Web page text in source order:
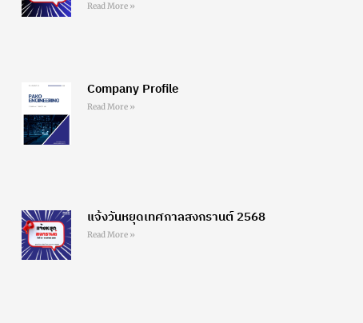
Read More »
Company Profile
Read More »
แจ้งวันหยุดเทศกาลสงกรานต์ 2568
Read More »